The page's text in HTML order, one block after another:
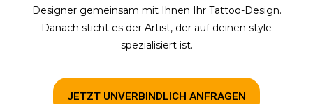
Designer gemeinsam mit Ihnen Ihr Tattoo-Design.
Danach sticht es der Artist, der auf deinen style
spezialisiert ist.
JETZT UNVERBINDLICH ANFRAGEN